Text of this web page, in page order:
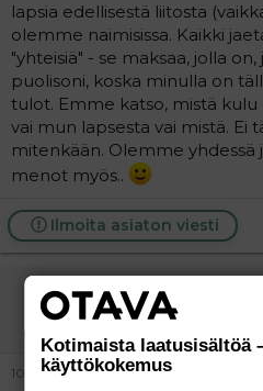
lapsia edellisestä liitosta
olemme naimisissa. Kaikki
"yhteisiä" - se maksaa, jolla
puolisoni, koska minulla on
tulot. Emme katso, mistä
vai mun lapsesta vai mistä. Ei
mitenkään. Olemme yhdessä
menot myös..
Ilmoita asiaton viesti
todellista?
Vieras
10.12.2010
Kotimaista laatusisältöä
käyttökokemus